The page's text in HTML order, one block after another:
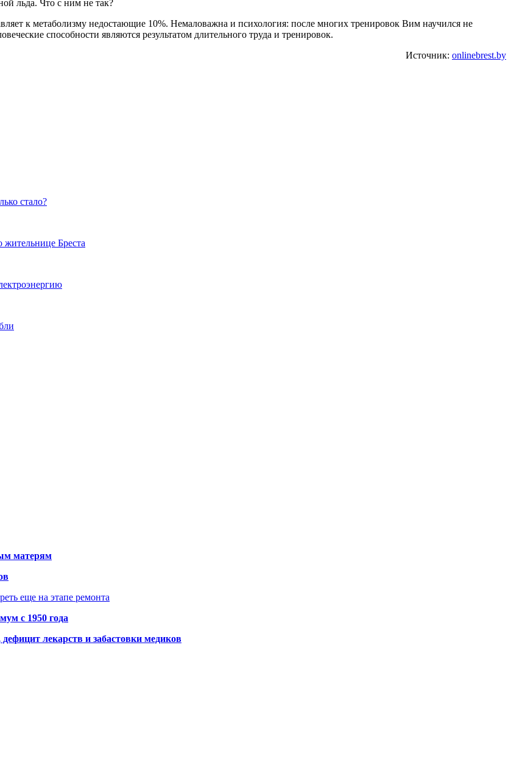
к метаболизму недостающие 10%. Немаловажна и психология: после многих тренировок Вим научился не
способности являются результатом длительного труда и тренировок.
Источник: onlinebrest.by
стало?
Бреста
матерям
еще на этапе ремонта
с 1950 года
лекарств и забастовки медиков